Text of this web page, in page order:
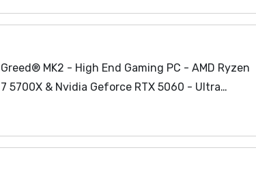
Greed® MK2 - High End Gaming PC - AMD Ryzen
7 5700X & Nvidia Geforce RTX 5060 - Ultra